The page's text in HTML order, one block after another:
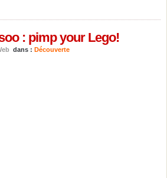
: pimp your Lego!
dans : Découverte